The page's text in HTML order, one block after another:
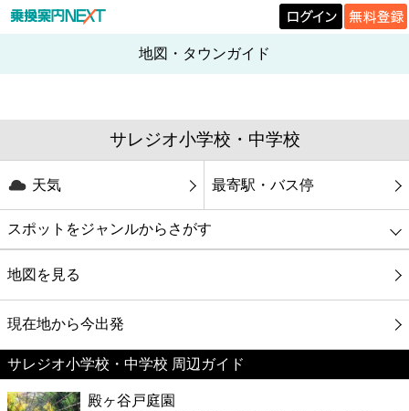
地図・タウンガイド
サレジオ小学校・中学校
天気 最寄駅・バス停
スポットをジャンルからさがす
グルメ
映画
美容
地図を見る
現在地から今出発
サレジオ小学校・中学校 周辺ガイド
殿ヶ谷戸庭園